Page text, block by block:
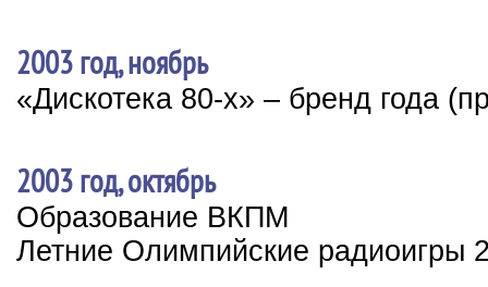
2003 год, ноябрь
«Дискотека 80-х» – бренд года
2003 год, октябрь
Образование ВКПМ
Летние Олимпийские радиоигры